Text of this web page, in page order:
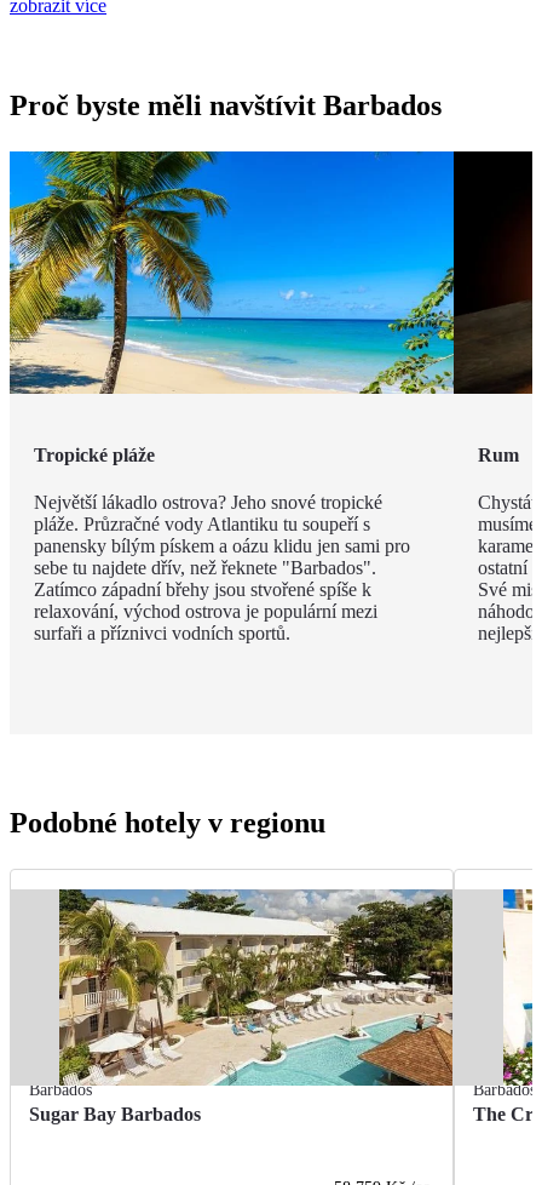
zobrazit více
Proč byste měli navštívit Barbados
Tropické pláže
Největší lákadlo ostrova? Jeho snové tropické
pláže. Průzračné vody Atlantiku tu soupeří s
panensky bílým pískem a oázu klidu jen sami pro
sebe tu najdete dřív, než řeknete "Barbados".
Zatímco západní břehy jsou stvořené spíše k
relaxování, východ ostrova je populární mezi
surfaři a příznivci vodních sportů.
Rum
musíme
ostatní
Své
nejlepší
Podobné hotely v regionu
Barbados
Sugar Bay Barbados
Barbados
The